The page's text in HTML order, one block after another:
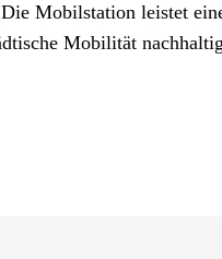
Mobilstation leistet
Mobilität